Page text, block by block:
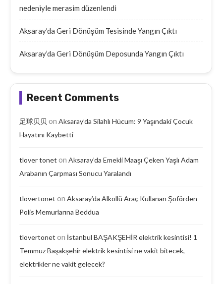
nedeniyle merasim düzenlendi
Aksaray’da Geri Dönüşüm Tesisinde Yangın Çıktı
Aksaray’da Geri Dönüşüm Deposunda Yangın Çıktı
Recent Comments
足球贝贝 on Aksaray’da Silahlı Hücum: 9 Yaşındaki Çocuk
Hayatını Kaybetti
tlover tonet on Aksaray’da Emekli Maaşı Çeken Yaşlı Adam
Arabanın Çarpması Sonucu Yaralandı
tlovertonet on Aksaray’da Alkollü Araç Kullanan Şoförden
Polis Memurlarına Beddua
tlovertonet on İstanbul BAŞAKŞEHİR elektrik kesintisi! 1
Temmuz Başakşehir elektrik kesintisi ne vakit bitecek,
elektrikler ne vakit gelecek?